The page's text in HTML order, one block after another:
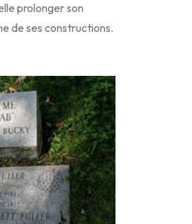
prolonger son
de ses constructions.